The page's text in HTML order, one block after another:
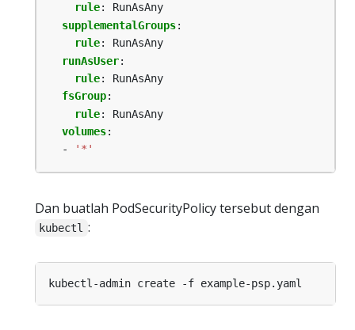
rule:
RunAsAny
supplementalGroups:
rule:
RunAsAny
runAsUser:
rule:
RunAsAny
fsGroup:
rule:
RunAsAny
volumes:
-
'*'
Dan buatlah PodSecurityPolicy tersebut dengan
kubectl :